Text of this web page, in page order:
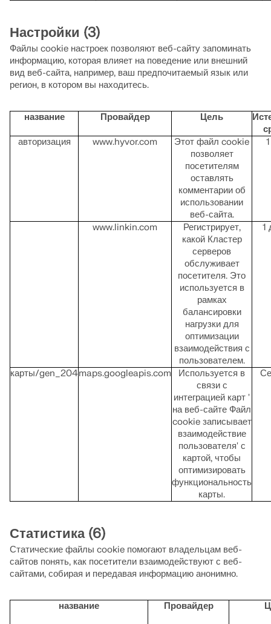
Настройки (3)
Файлы cookie настроек позволяют веб-сайту запоминать
информацию, которая влияет на поведение или внешний
вид веб-сайта, например, ваш предпочитаемый язык или
регион, в котором вы находитесь.
название Провайдер Цель
авторизация
www.hyvor.com
Этот файл cookie
позволяет
посетителям
оставлять
комментарии об
использовании
веб-сайта.
www.linkin.com
Регистрирует,
какой Кластер
серверов
обслуживает
посетителя. Это
используется в
рамках
балансировки
нагрузки для
оптимизации
взаимодействия с
пользователем.
1
карты/gen_204maps.googleapis.com
Используется в
связи с
интеграцией карт '
на веб-сайте Файл
cookie записывает
взаимодействие
пользователя' с
картой, чтобы
оптимизировать
функциональность
карты.
Статистика (6)
Статические файлы cookie помогают владельцам веб-
сайтов понять, как посетители взаимодействуют с веб-
сайтами, собирая и передавая информацию анонимно.
название Провайдер